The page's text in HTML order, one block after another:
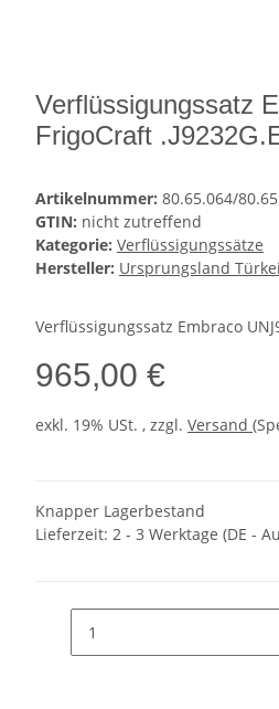
Verflüssigungssatz
FrigoCraft
Artikelnummer: 80.65.064/
GTIN: nicht zutreffend
Kategorie: Verflüssigungssätze
Hersteller: Ursprungsland Türkei
Verflüssigungssatz Embraco
965,00 €
exkl. 19% USt. , zzgl. Versand
Knapper Lagerbestand
Lieferzeit: 2 - 3 Werktage (DE -